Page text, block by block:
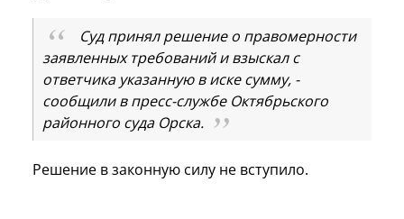
Суд принял решение о правомерности
заявленных требований и взыскал с
ответчика указанную в иске сумму, -
сообщили в пресс-службе Октябрьского
районного суда Орска.
Решение в законную силу не вступило.